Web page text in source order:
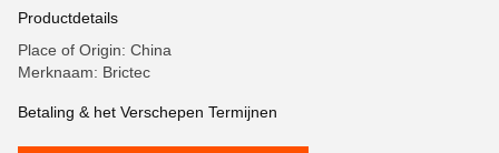
Productdetails
Place of Origin: China
Merknaam: Brictec
Betaling & het Verschepen Termijnen